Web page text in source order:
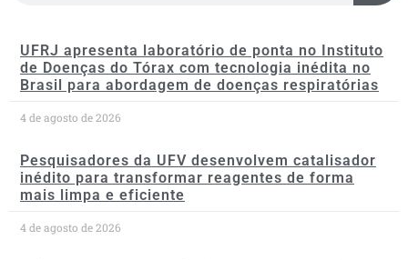
UFRJ apresenta laboratório de ponta no Instituto
de Doenças do Tórax com tecnologia inédita no
Brasil para abordagem de doenças respiratórias
4 de agosto de 2026
Pesquisadores da UFV desenvolvem catalisador
inédito para transformar reagentes de forma
mais limpa e eficiente
4 de agosto de 2026